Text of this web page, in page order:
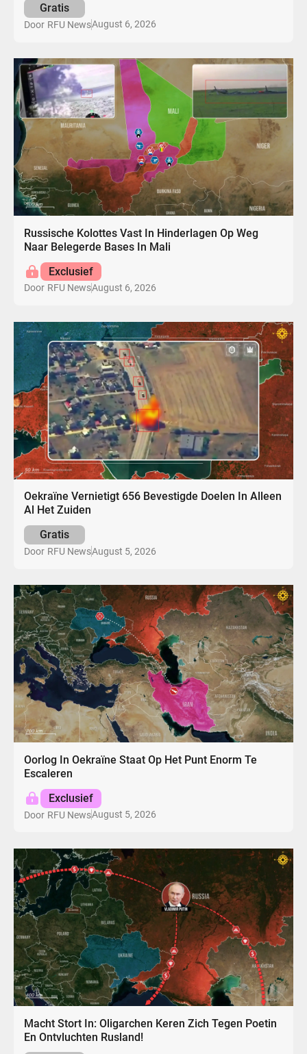
Gratis
Door RFU NewsAugust 6, 2026
Russische Kolottes Vast In Hinderlagen Op Weg
Naar Belegerde Bases In Mali
Exclusief
Door RFU NewsAugust 6, 2026
Oekraïne Vernietigt 656 Bevestigde Doelen In Alleen
Al Het Zuiden
Gratis
Door RFU NewsAugust 5, 2026
Oorlog In Oekraïne Staat Op Het Punt Enorm Te
Escaleren
Exclusief
Door RFU NewsAugust 5, 2026
Macht Stort In: Oligarchen Keren Zich Tegen Poetin
En Ontvluchten Rusland!